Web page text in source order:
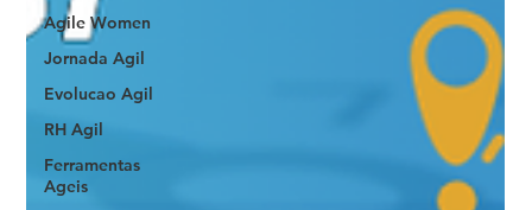
Agile Women
Jornada Agil
Evolucao Agil
RH Agil
Ferramentas
Ageis